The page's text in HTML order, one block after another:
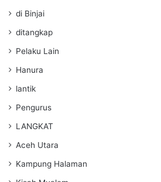
di Binjai
ditangkap
Pelaku Lain
Hanura
lantik
Pengurus
LANGKAT
Aceh Utara
Kampung Halaman